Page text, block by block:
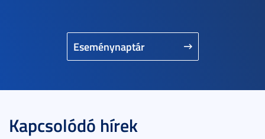
Eseménynaptár
Kapcsolódó hírek